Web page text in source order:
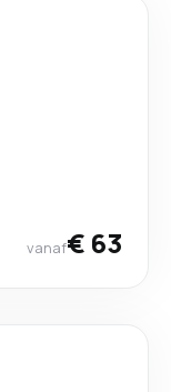
vanaf€ 63